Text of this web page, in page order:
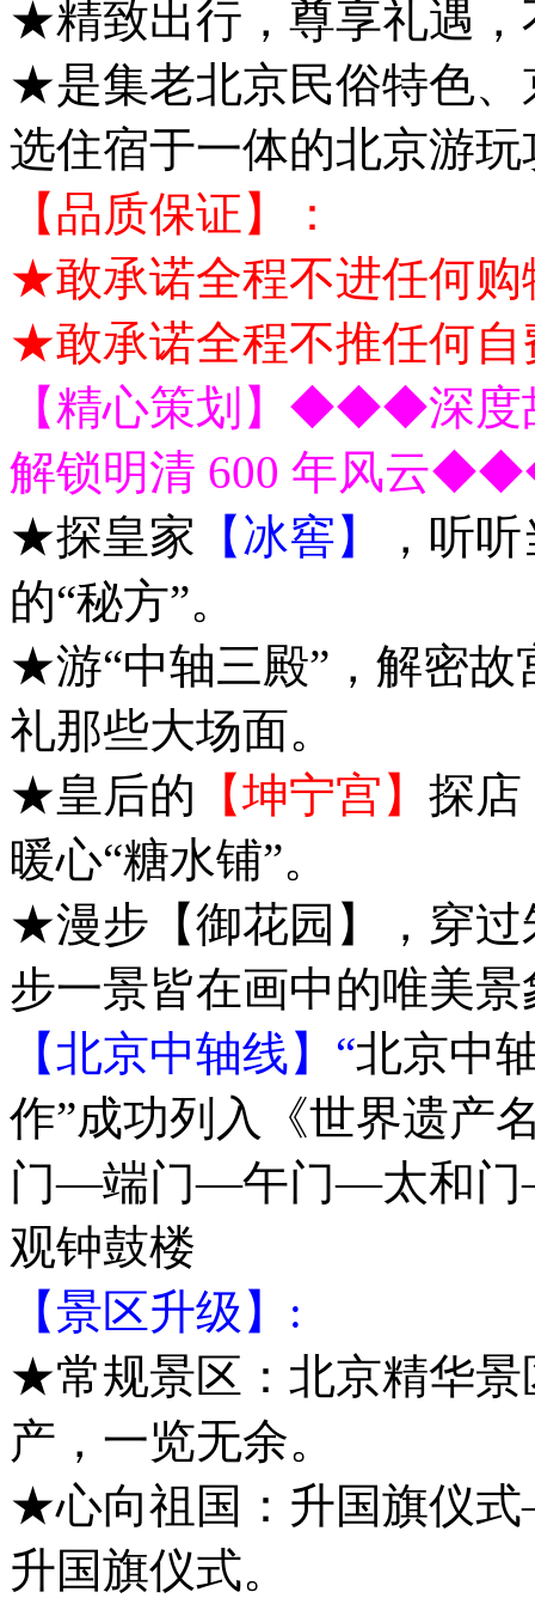
★精致出行，尊享礼遇，
★是集老北京民俗特色、
选住宿于一体的北京游玩
【品质保证】：
★敢承诺全程不进任何购
★敢承诺全程不推任何自
【精心策划】◆◆◆深度
解锁明清 600 年风云
★探皇家 【冰窖】
，听
的“秘方”。
★游“中轴三殿”，解密故
礼那些大场面。
★皇后的 【坤宁宫】 探店
暖心“糖水铺”。
★漫步【御花园】，穿过
步一景皆在画中的唯美景
【北京中轴线】“北京中
作”成功列入《世界遗
门—端门—午门—太和
观钟鼓楼
【景区升级】:
★常规景区：北京精华
产，一览无余。
★心向祖国：升国旗仪
升国旗仪式。